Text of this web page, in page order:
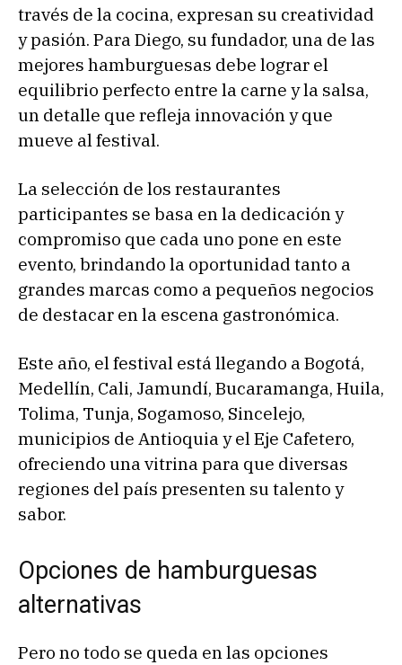
través de la cocina, expresan su creatividad
y pasión. Para Diego, su fundador, una de las
mejores hamburguesas debe lograr el
equilibrio perfecto entre la carne y la salsa,
un detalle que refleja innovación y que
mueve al festival.
La selección de los restaurantes
participantes se basa en la dedicación y
compromiso que cada uno pone en este
evento, brindando la oportunidad tanto a
grandes marcas como a pequeños negocios
de destacar en la escena gastronómica.
Este año, el festival está llegando a Bogotá,
Medellín, Cali, Jamundí, Bucaramanga, Huila,
Tolima, Tunja, Sogamoso, Sincelejo,
municipios de Antioquia y el Eje Cafetero,
ofreciendo una vitrina para que diversas
regiones del país presenten su talento y
sabor.
Opciones de hamburguesas
alternativas
Pero no todo se queda en las opciones